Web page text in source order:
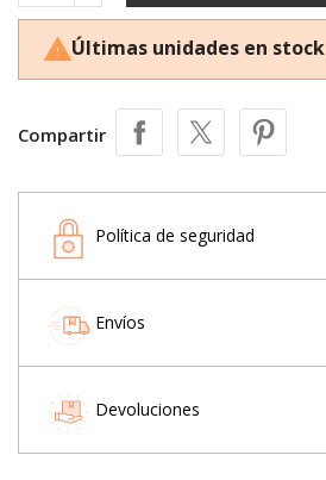
Últimas unidades en stock
Compartir
Política de seguridad
Envíos
Devoluciones